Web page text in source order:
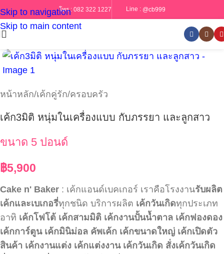
Skip to navigation
Skip to main content
โทร : 082 322 1227 Line : @cb999
หน้าหลัก/เค้กคู่รัก/ครอบครัว
เค้ก3มิติ หนุ่มในเครื่องแบบ กับภรรยา และลูกสาว
ขนาด 5 ปอนด์
฿5,900
Cake n' Baker : เค้กแอนด์เบคเกอร์ เราคือโรงงานรับผลิต
เค้กและเบเกอรี่ทุกชนิด บริการผลิต เค้กวันเกิดทุกประเภท
อาทิ เค้กโฟโต้ เค้กสามมิติ เค้กงานปั้นน้ำตาล เค้กฟองดอง
เค้กการ์ตูน เค้กมินิม่อล คัพเค้ก เค้กขนาดใหญ่ เค้กเปิดตัว
สินค้า เค้กงานแต่ง เค้กแต่งงาน เค้กวันเกิด สั่งเค้กวันเกิด